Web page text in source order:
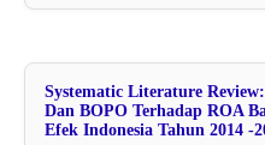
Systematic Literature
Dan BOPO Terhadap ROA
Efek Indonesia Tahun 2014 -